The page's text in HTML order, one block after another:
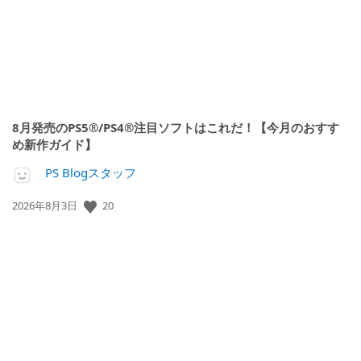
8月発売のPS5®/PS4®注目ソフトはこれだ！【今月のおすす
め新作ガイド】
PS Blogスタッフ
公
2026年8月3日 20